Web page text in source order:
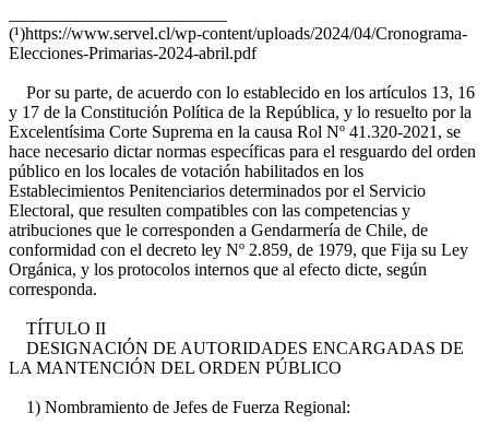
(¹)https://www.servel.cl/wp-content/uploads/2024/04/Cronograma-
Elecciones-Primarias-2024-abril.pdf
Por su parte, de acuerdo con lo establecido en los artículos 13, 16
y 17 de la Constitución Política de la República, y lo resuelto por la
Excelentísima Corte Suprema en la causa Rol Nº 41.320-2021, se
hace necesario dictar normas específicas para el resguardo del orden
público en los locales de votación habilitados en los
Establecimientos Penitenciarios determinados por el Servicio
Electoral, que resulten compatibles con las competencias y
atribuciones que le corresponden a Gendarmería de Chile, de
conformidad con el decreto ley Nº 2.859, de 1979, que Fija su Ley
Orgánica, y los protocolos internos que al efecto dicte, según
corresponda.
TÍTULO II
DESIGNACIÓN DE AUTORIDADES ENCARGADAS DE
LA MANTENCIÓN DEL ORDEN PÚBLICO
1) Nombramiento de Jefes de Fuerza Regional: